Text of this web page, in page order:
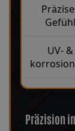
Gefühl
UV- &
Präzision